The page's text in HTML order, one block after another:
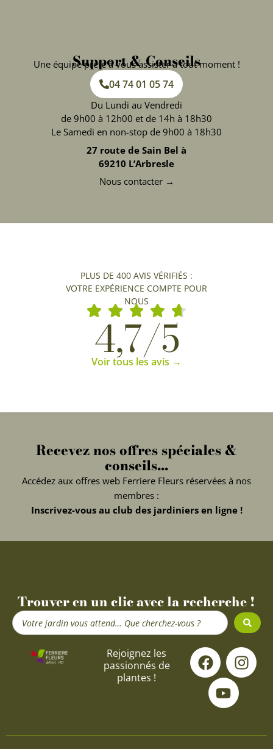
Support & Conseils
Une équipe prête à vous assister à tout moment !
04 74 01 05 74
Du Lundi au Vendredi
de 9h00 à 12h00 et de 14h à 18h30
Le Samedi en non-stop de 9h00 à 18h30
27 route de Sain Bel à
69210 L’Arbresle
Nous contacter →
PLUS DE 400 AVIS VÉRIFIÉS :
VOTRE EXPÉRIENCE COMPTE POUR
NOUS
4,7/5
Voir tous les avis →
Recevez nos offres spéciales &
conseils...
Accédez aux offres web Ferriere Fleurs réservées à nos
membres :
Inscrivez-vous au club des jardiniers en ligne !
Trouver en un clic avec la recherche !
Search
...
Rejoignez les
passionnés de
plantes !
F
a
c
e
o
I
n
s
g
Y
o
u
t
u
b